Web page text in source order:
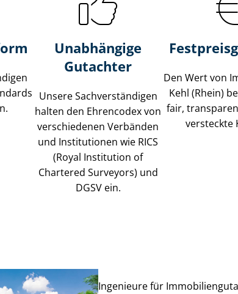
Unabhängige
Gutachter
Unsere Sach­ver­stän­di­gen
halten den Ehrencodex von
verschiedenen Verbänden
und Institutionen wie RICS
(Royal Institution of
Chartered Surveyors) und
DGSV ein.
Den Wert von
Kehl (Rhein)
fair,
versteckte
Ingenieure für